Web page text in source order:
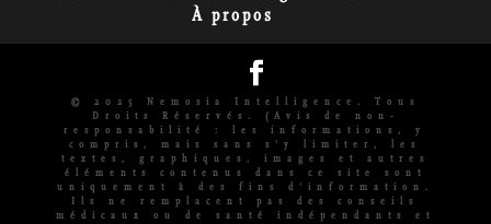
À propos
© 2025 Nemosia Intelligence. Tous
Droits Réservés. (Avis de non-
responsabilité : les informations, y
compris, mais sans s'y limiter, les
textes, graphiques, images et autres
éléments contenus dans ce site sont
uniquement à des fins d'information.
Ils ne remplacent pas des conseils
médicaux ou de santé indépendants et